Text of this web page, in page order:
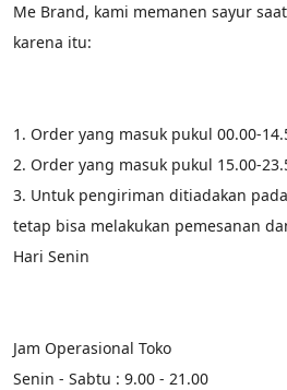
Me Brand, kami memanen sayur
karena itu:
1. Order yang masuk pukul 00.00-
2. Order yang masuk pukul 15.00-
3. Untuk pengiriman ditiadakan
tetap bisa melakukan pemesanan
Hari Senin
Jam Operasional Toko
Senin - Sabtu : 9.00 - 21.00